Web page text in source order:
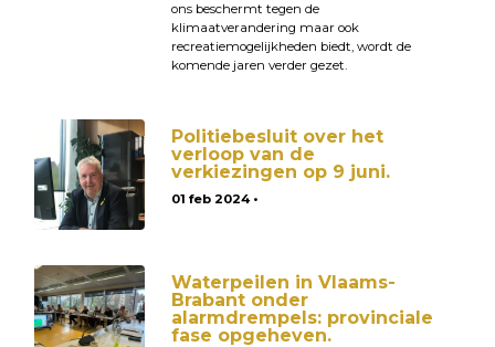
ons beschermt tegen de
klimaatverandering maar ook
recreatiemogelijkheden biedt, wordt de
komende jaren verder gezet.
Politiebesluit over het
verloop van de
verkiezingen op 9 juni.
01 feb 2024 •
Waterpeilen in Vlaams-
Brabant onder
alarmdrempels: provinciale
fase opgeheven.